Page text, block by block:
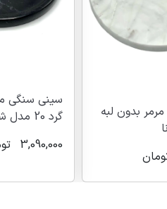
مدل شانا
3,390,000